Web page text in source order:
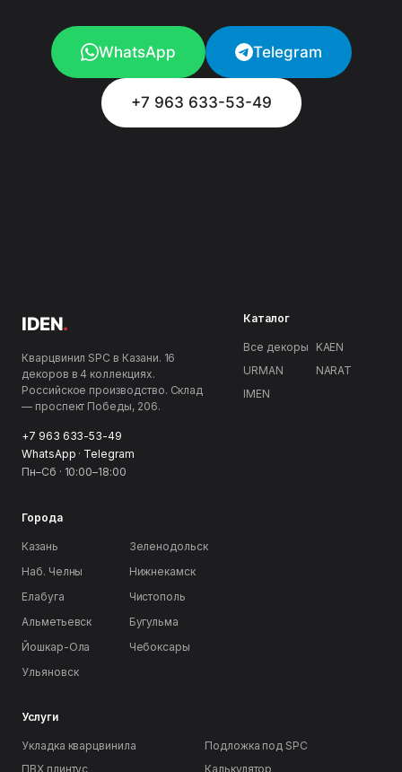
WhatsApp Telegram
+7 963 633-53-49
IDEN.
Кварцвинил SPC в Казани. 16
декоров в 4 коллекциях.
Российское производство. Склад
— проспект Победы, 206.
+7 963 633-53-49
WhatsApp · Telegram
Пн–Сб · 10:00–18:00
Каталог
Все декоры
KAEN
URMAN
NARAT
IMEN
Города
Казань
Зеленодольск
Наб. Челны
Нижнекамск
Елабуга
Чистополь
Альметьевск
Бугульма
Йошкар-Ола
Чебоксары
Ульяновск
Услуги
Укладка кварцвинила
Подложка под SPC
ПВХ плинтус
Калькулятор